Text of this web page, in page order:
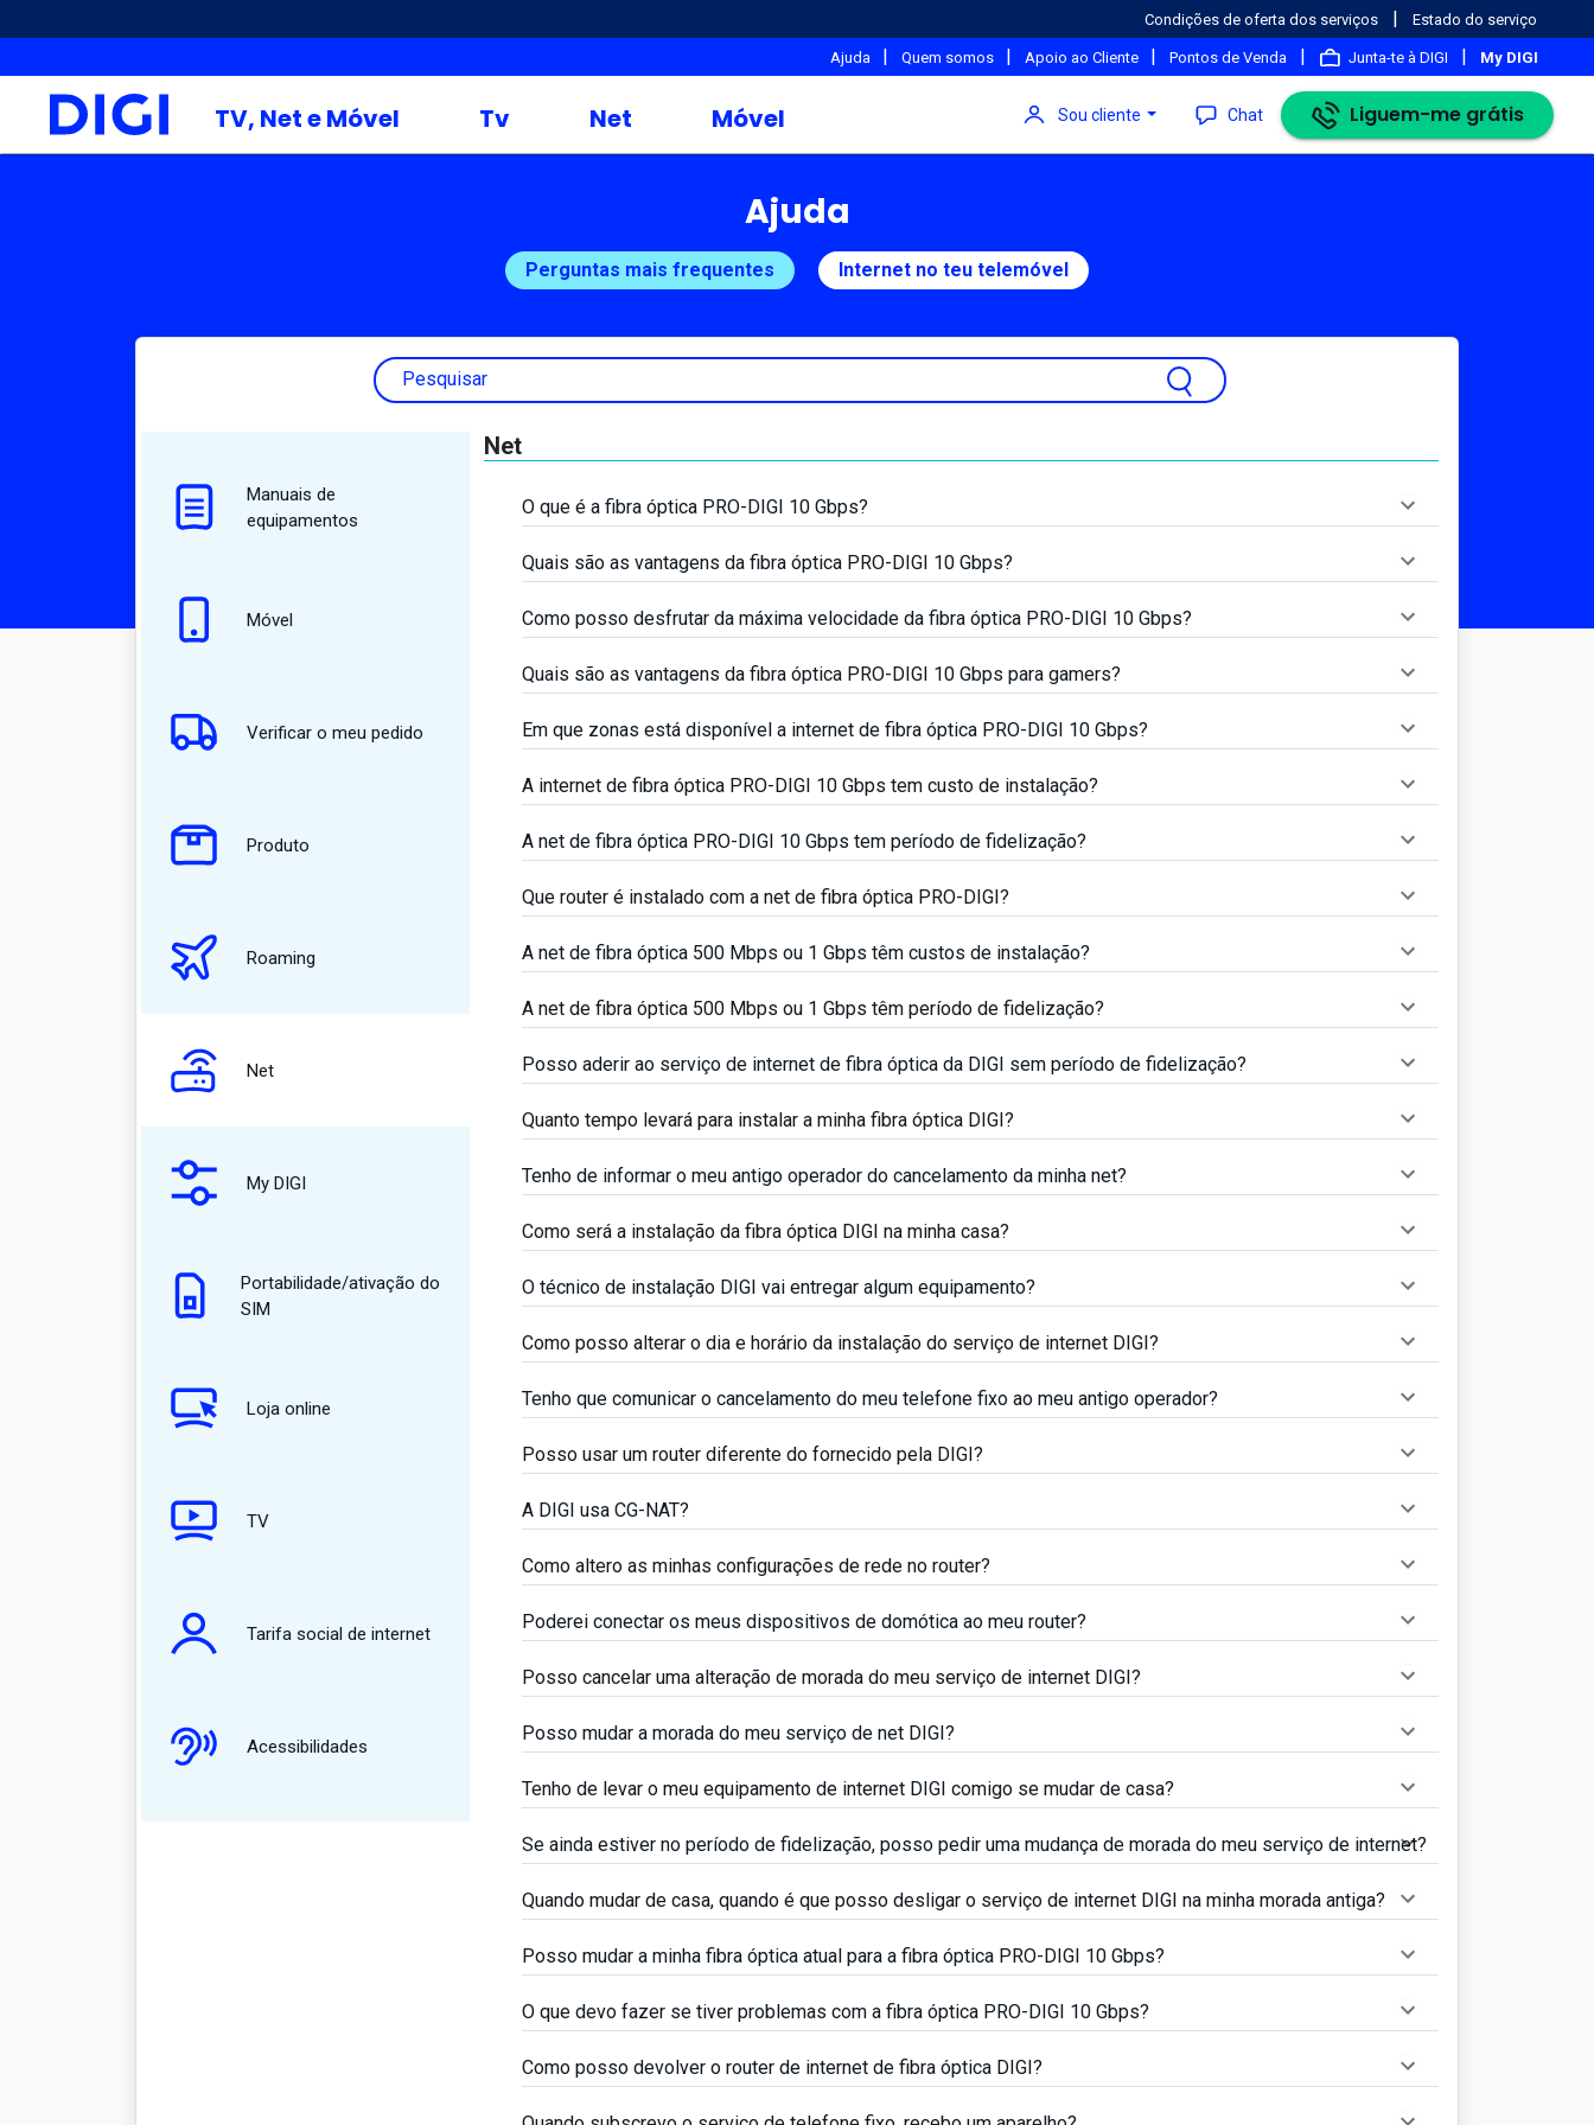
Condições de oferta dos serviços | Estado do serviço
Ajuda | Quem somos | Apoio ao Cliente | Pontos de Venda | Junta-te à DIGI | My DIGI
TV, Net e Móvel Tv Net Móvel Sou cliente Chat Liguem-me grátis
Ajuda
Perguntas mais frequentes Internet no teu telemóvel
Pesquisar
Manuais de
equipamentos
Móvel
Verificar o meu pedido
Produto
Roaming
Net
My DIGI
Portabilidade/ativação do
SIM
Loja online
TV
Tarifa social de internet
Acessibilidades
Net
O que é a fibra óptica PRO-DIGI 10 Gbps?
Quais são as vantagens da fibra óptica PRO-DIGI 10 Gbps?
Como posso desfrutar da máxima velocidade da fibra óptica PRO-DIGI 10 Gbps?
Quais são as vantagens da fibra óptica PRO-DIGI 10 Gbps para gamers?
Em que zonas está disponível a internet de fibra óptica PRO-DIGI 10 Gbps?
A internet de fibra óptica PRO-DIGI 10 Gbps tem custo de instalação?
A net de fibra óptica PRO-DIGI 10 Gbps tem período de fidelização?
Que router é instalado com a net de fibra óptica PRO-DIGI?
A net de fibra óptica 500 Mbps ou 1 Gbps têm custos de instalação?
A net de fibra óptica 500 Mbps ou 1 Gbps têm período de fidelização?
Posso aderir ao serviço de internet de fibra óptica da DIGI sem período de fidelização?
Quanto tempo levará para instalar a minha fibra óptica DIGI?
Tenho de informar o meu antigo operador do cancelamento da minha net?
Como será a instalação da fibra óptica DIGI na minha casa?
O técnico de instalação DIGI vai entregar algum equipamento?
Como posso alterar o dia e horário da instalação do serviço de internet DIGI?
Tenho que comunicar o cancelamento do meu telefone fixo ao meu antigo operador?
Posso usar um router diferente do fornecido pela DIGI?
A DIGI usa CG-NAT?
Como altero as minhas configurações de rede no router?
Poderei conectar os meus dispositivos de domótica ao meu router?
Posso cancelar uma alteração de morada do meu serviço de internet DIGI?
Posso mudar a morada do meu serviço de net DIGI?
Tenho de levar o meu equipamento de internet DIGI comigo se mudar de casa?
Se ainda estiver no período de fidelização, posso pedir uma mudança de morada do meu serviço de internet?
Quando mudar de casa, quando é que posso desligar o serviço de internet DIGI na minha morada antiga?
Posso mudar a minha fibra óptica atual para a fibra óptica PRO-DIGI 10 Gbps?
O que devo fazer se tiver problemas com a fibra óptica PRO-DIGI 10 Gbps?
Como posso devolver o router de internet de fibra óptica DIGI?